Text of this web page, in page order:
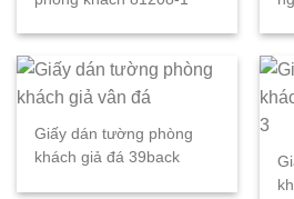
Giấy dán tường phòng
khách giả đá 39back